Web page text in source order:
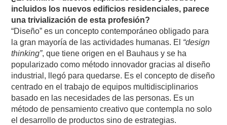
incluidos los nuevos edificios residenciales, parece
una trivialización de esta profesión?
“Diseño” es un concepto contemporáneo obligado para
la gran mayoría de las actividades humanas. El “design
thinking”, que tiene origen en el Bauhaus y se ha
popularizado como método innovador gracias al diseño
industrial, llegó para quedarse. Es el concepto de diseño
centrado en el trabajo de equipos multidisciplinarios
basado en las necesidades de las personas. Es un
método de pensamiento creativo que contempla no solo
el desarrollo de productos sino de estrategias.